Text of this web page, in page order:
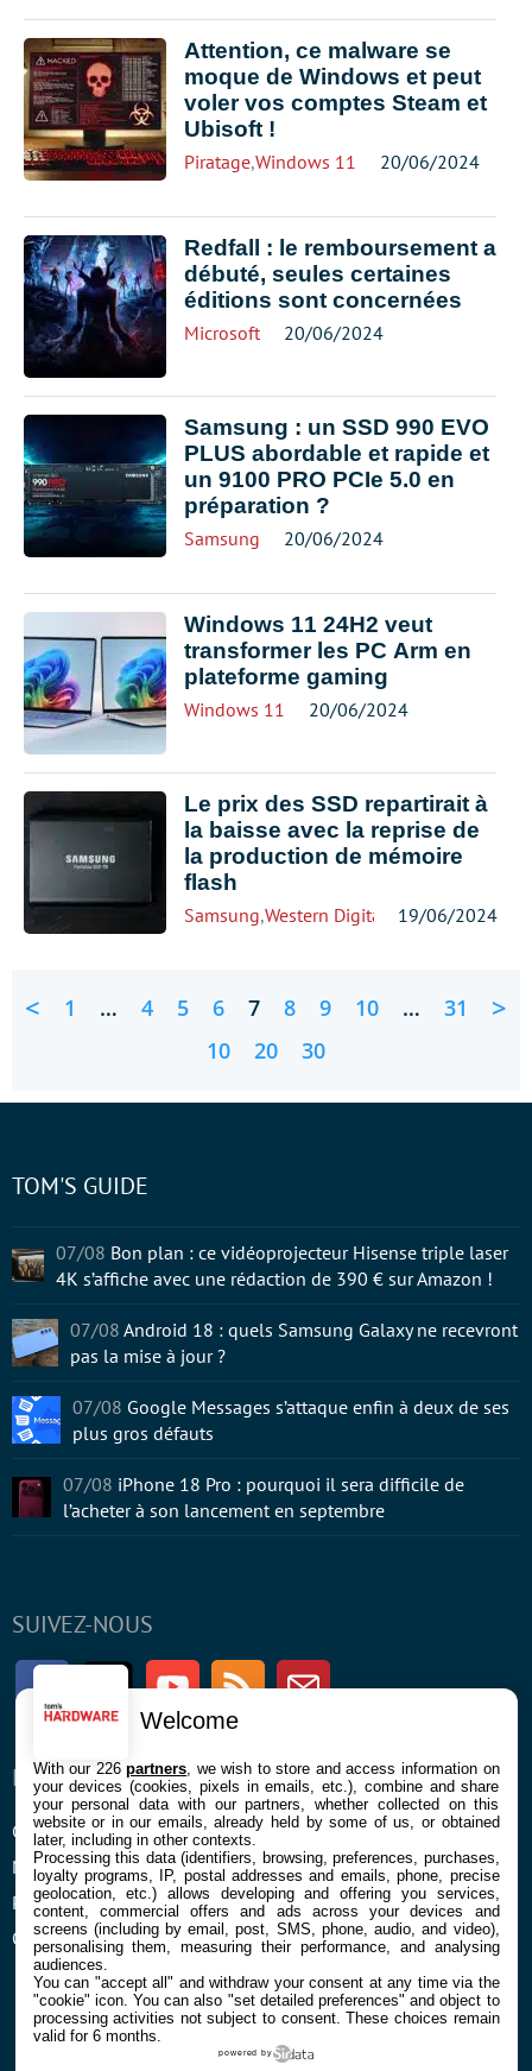
Attention, ce malware se
moque de Windows et peut
voler vos comptes Steam et
Ubisoft !
Piratage,Windows 11 20/06/2024
Redfall : le remboursement a
débuté, seules certaines
éditions sont concernées
Microsoft 20/06/2024
Samsung : un SSD 990 EVO
PLUS abordable et rapide et
un 9100 PRO PCIe 5.0 en
préparation ?
Samsung 20/06/2024
Windows 11 24H2 veut
transformer les PC Arm en
plateforme gaming
Windows 11 20/06/2024
Le prix des SSD repartirait à
la baisse avec la reprise de
la production de mémoire
flash
Samsung,Western Digital 19/06/2024
< 1 … 4 5 6 7 8 9 10 … 31 >
10 20 30
SUIVEZ-NOUS
FacebookTwitter Youtube RSS Newsletter
ENTREPRISE
Confidentialité et Cookies
Mentions légales et CGU
Préférences Cookies
Qui sommes nous
À PROPOS
Contact
TOM'S GUIDE
07/08 Bon plan : ce vidéoprojecteur Hisense triple laser
4K s’affiche avec une rédaction de 390 € sur Amazon !
07/08 Android 18 : quels Samsung Galaxy ne recevront
pas la mise à jour ?
07/08 Google Messages s’attaque enfin à deux de ses
plus gros défauts
07/08 iPhone 18 Pro : pourquoi il sera difficile de
l’acheter à son lancement en septembre
Welcome
With our 226partners , we wish to store and access information on
your devices (cookies, pixels in emails, etc.), combine and share
your personal data with our partners, whether collected on this
website or in our emails, already held by some of us, or obtained
later, including in other contexts.
Processing this data (identifiers, browsing, preferences, purchases,
loyalty programs, IP, postal addresses and emails, phone, precise
geolocation, etc.) allows developing and offering you services,
content, commercial offers and ads across your devices and
screens (including by email, post, SMS, phone, audio, and video),
personalising them, measuring their performance, and analysing
audiences.
You can "accept all" and withdraw your consent at any time via the
"cookie" icon. You can also "set detailed preferences" and object to
processing activities not subject to consent. These choices remain
valid for 6 months.
powered by